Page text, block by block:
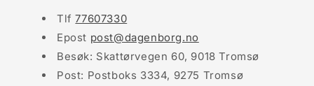
Tlf77607330
Epost post@dagenborg.no
Besøk: Skattørvegen 60, 9018 Tromsø
Post: Postboks 3334, 9275 Tromsø